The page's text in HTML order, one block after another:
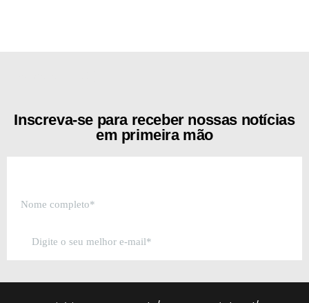
Inscreva-se para receber nossas notícias
em primeira mão